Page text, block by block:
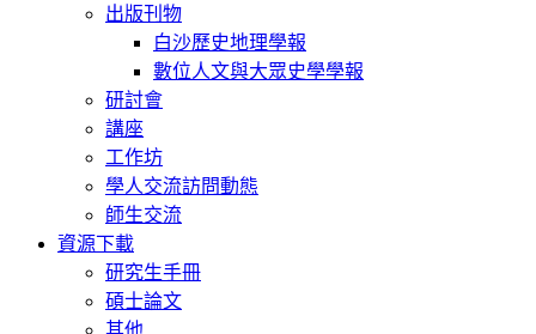
出版刊物
白沙歷史地理學報
數位人文與大眾史學學報
研討會
講座
工作坊
學人交流訪問動態
師生交流
資源下載
研究生手冊
碩士論文
其他